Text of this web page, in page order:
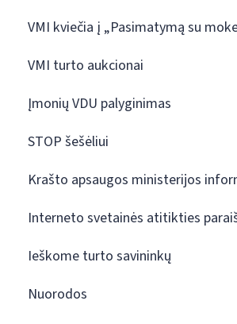
VMI kviečia į „Pasimatymą su
VMI turto aukcionai
Įmonių VDU palyginimas
STOP šešėliui
Krašto apsaugos ministerijos
Interneto svetainės atitikties
Ieškome turto savininkų
Nuorodos